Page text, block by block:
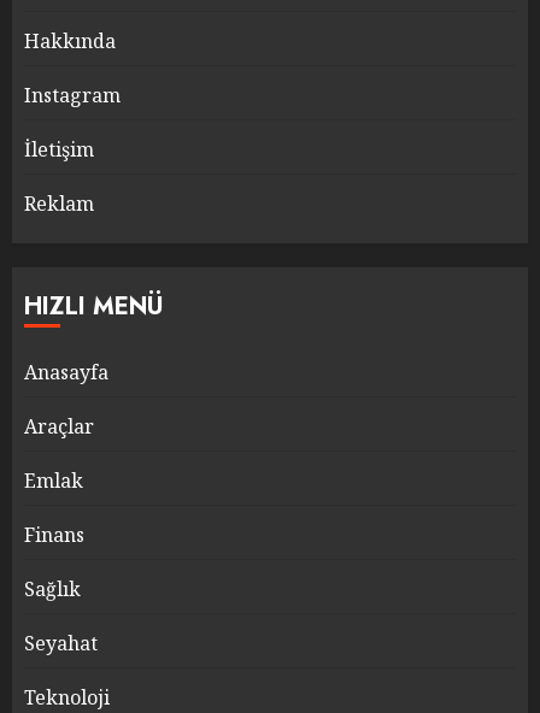
Hakkında
Instagram
İletişim
Reklam
HIZLI MENÜ
Anasayfa
Araçlar
Emlak
Finans
Sağlık
Seyahat
Teknoloji